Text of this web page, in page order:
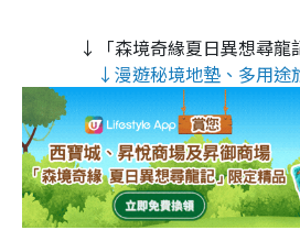
↓「森境奇緣夏日異想尋龍
↓漫遊秘境地墊、多用途